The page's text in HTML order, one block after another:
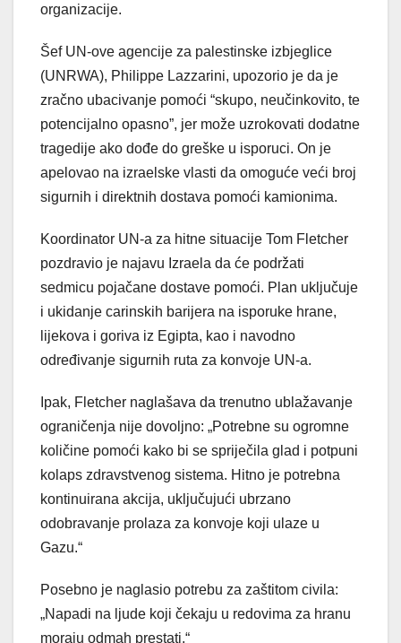
organizacije.
Šef UN-ove agencije za palestinske izbjeglice
(UNRWA), Philippe Lazzarini, upozorio je da je
zračno ubacivanje pomoći “skupo, neučinkovito, te
potencijalno opasno”, jer može uzrokovati dodatne
tragedije ako dođe do greške u isporuci. On je
apelovao na izraelske vlasti da omoguće veći broj
sigurnih i direktnih dostava pomoći kamionima.
Koordinator UN-a za hitne situacije Tom Fletcher
pozdravio je najavu Izraela da će podržati
sedmicu pojačane dostave pomoći. Plan uključuje
i ukidanje carinskih barijera na isporuke hrane,
lijekova i goriva iz Egipta, kao i navodno
određivanje sigurnih ruta za konvoje UN-a.
Ipak, Fletcher naglašava da trenutno ublažavanje
ograničenja nije dovoljno: „Potrebne su ogromne
količine pomoći kako bi se spriječila glad i potpuni
kolaps zdravstvenog sistema. Hitno je potrebna
kontinuirana akcija, uključujući ubrzano
odobravanje prolaza za konvoje koji ulaze u
Gazu.“
Posebno je naglasio potrebu za zaštitom civila:
„Napadi na ljude koji čekaju u redovima za hranu
moraju odmah prestati.“